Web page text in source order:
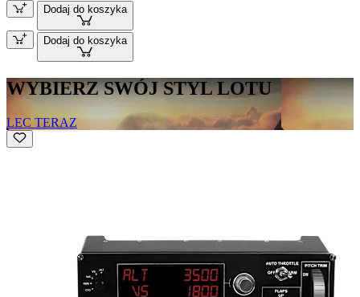
Dodaj do koszyka
Dodaj do koszyka
WYBIERZ SWÓJ STYL LOTU
LEC TERAZ